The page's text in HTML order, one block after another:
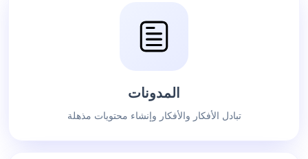
المدونات
تبادل الأفكار والأفكار وإنشاء محتويات مذهلة